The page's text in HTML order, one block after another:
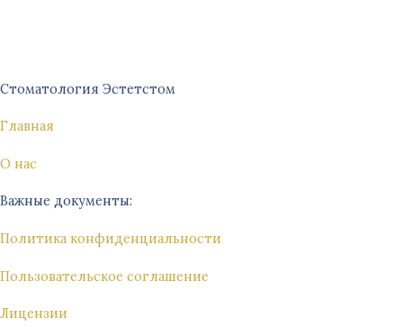
Стоматология Эстетстом
Главная
О нас
Важные документы:
Политика конфиденциальности
Пользовательское соглашение
Лицензии